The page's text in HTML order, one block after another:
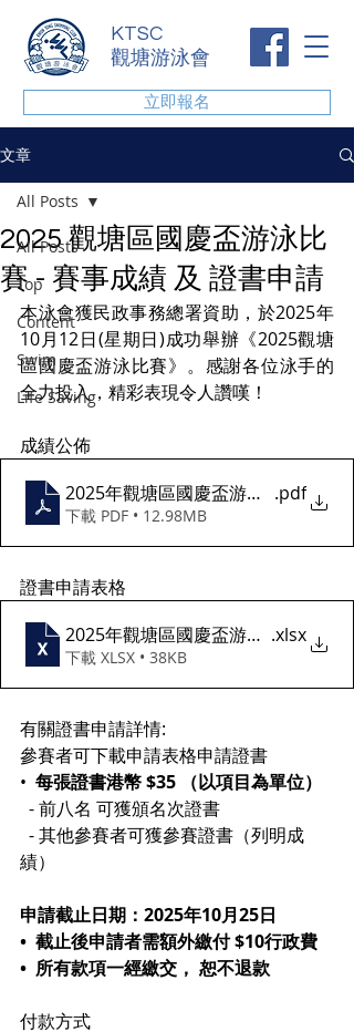
KTSC
觀塘游泳會
立即報名
文章
All Posts
Top
Content
Swim
Life Saving
All Posts
2025 觀塘區國慶盃游泳比
賽 - 賽事成績 及 證書申請
本泳會獲民政事務總署資助，於2025年
10月12日(星期日)成功舉辦《2025觀塘
區國慶盃游泳比賽》。感謝各位泳手的
全力投入，精彩表現令人讚嘆！
成績公佈
2025年觀塘區國慶盃游泳比賽_成績公
.pdf
下載 PDF • 12.98MB
證書申請表格
2025年觀塘區國慶盃游泳比賽_證書
.xlsx
下載 XLSX • 38KB
有關證書申請詳情:
參賽者可下載申請表格申請證書
•⁠  ⁠ 每張證書港幣 $35 （以項目為單位）
  - 前八名 可獲頒名次證書
績）
申請截止日期：2025年10月25日
•⁠  ⁠截止後申請者需額外繳付 $10行政費
•⁠  ⁠所有款項一經繳交， 恕不退款
付款方式